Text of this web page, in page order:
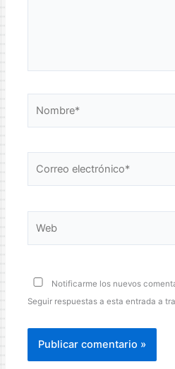
Notificarme los nuevos
Seguir respuestas a esta entrada a